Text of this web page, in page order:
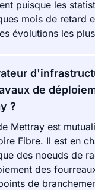
puisque les
mois de retard
évolutions les
de
?
Mettray est
Fibre. Il est en
des noeuds de
des
de